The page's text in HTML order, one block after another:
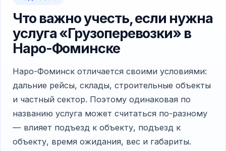
Что важно учесть, если нужна
услуга «Грузоперевозки» в
Наро-Фоминске
Наро-Фоминск отличается своими условиями:
дальние рейсы, склады, строительные объекты
и частный сектор. Поэтому одинаковая по
названию услуга может считаться по-разному
— влияет подъезд к объекту, подъезд к
объекту, время ожидания, вес и габариты.